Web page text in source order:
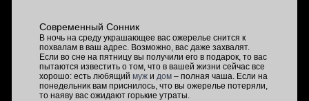
Современный Сонник
В ночь на среду украшающее вас ожерелье снится к
похвалам в ваш адрес. Возможно, вас даже захвалят.
Если во сне на пятницу вы получили его в подарок, то вас
пытаются известить о том, что в вашей жизни сейчас все
хорошо: есть любящий муж и дом – полная чаша. Если на
понедельник вам приснилось, что вы ожерелье потеряли,
то наяву вас ожидают горькие утраты.